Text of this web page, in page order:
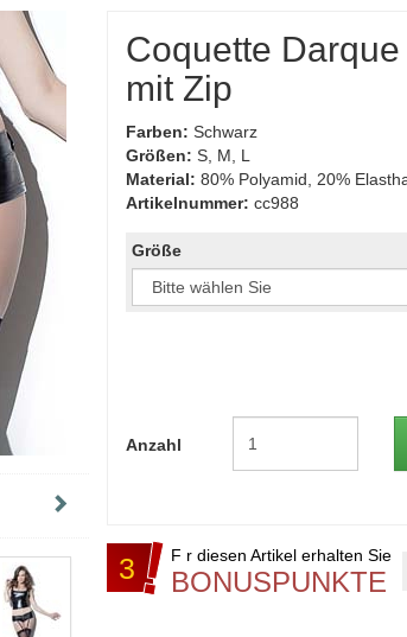
Coquette
mit Zip
Farben: Schwarz
Größen: S, M, L
Material: 80% Polyamid, 20%
Artikelnummer: cc988
Größe
Anzahl
3 F r diesen Artikel erhalten Sie
BONUSPUNKTE